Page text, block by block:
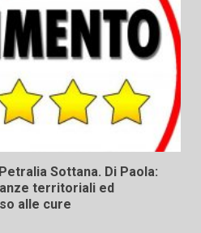
Sottana. Di Paola:
territoriali ed
alle cure